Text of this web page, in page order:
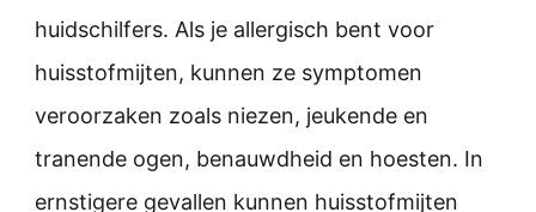
huidschilfers. Als je allergisch bent voor
huisstofmijten, kunnen ze symptomen
veroorzaken zoals niezen, jeukende en
tranende ogen, benauwdheid en hoesten. In
ernstigere gevallen kunnen huisstofmijten